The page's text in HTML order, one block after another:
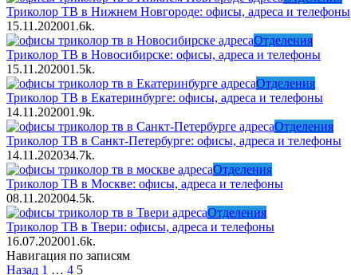
Триколор ТВ в Нижнем Новгороде: офисы, адреса и телефоны
15.11.202001.6k.
Отделения
Триколор ТВ в Новосибирске: офисы, адреса и телефоны
15.11.202001.5k.
Отделения
Триколор ТВ в Екатеринбурге: офисы, адреса и телефоны
14.11.202001.9k.
Отделения
Триколор ТВ в Санкт-Петербурге: офисы, адреса и телефоны
14.11.202034.7k.
Отделения
Триколор ТВ в Москве: офисы, адреса и телефоны
08.11.202004.5k.
Отделения
Триколор ТВ в Твери: офисы, адреса и телефоны
16.07.202001.6k.
Навигация по записям
Назад 1 … 4 5